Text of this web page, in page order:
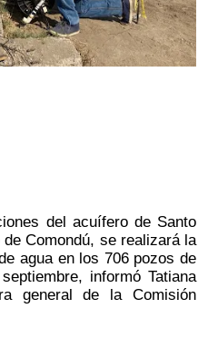
del acuífero de Santo
Comondú, se realizará la
agua en los 706 pozos de
informó Tatiana
general de la Comisión